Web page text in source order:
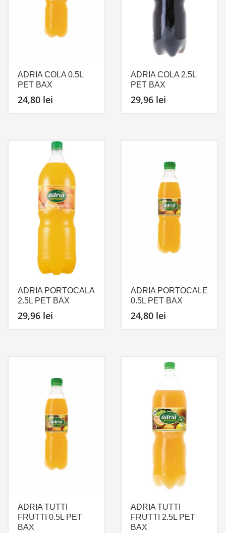
ADRIA COLA 0.5L
PET BAX
24,80 lei
ADRIA COLA 2.5L
PET BAX
29,96 lei
ADRIA PORTOCALA
2.5L PET BAX
29,96 lei
ADRIA PORTOCALE
0.5L PET BAX
24,80 lei
ADRIA TUTTI
FRUTTI 0.5L PET
BAX
ADRIA TUTTI
FRUTTI 2.5L PET
BAX